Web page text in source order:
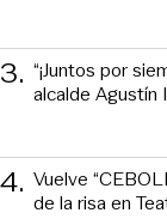
3. “¡Juntos por
alcalde Agustín
4. Vuelve
de la risa en